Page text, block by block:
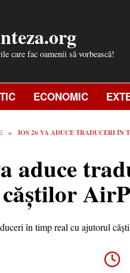
care fac oamenii să vorbească!
ECONOMIC
» IOS 26 VA ADUCE TRADUCERI ÎN
aduce